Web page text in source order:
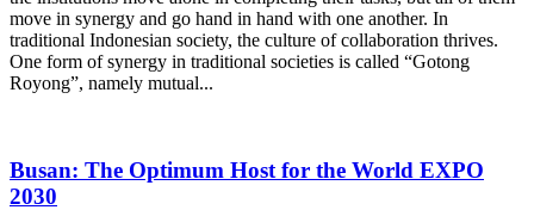
move in synergy and go hand in hand with one another. In
traditional Indonesian society, the culture of collaboration thrives.
One form of synergy in traditional societies is called “Gotong
Royong”, namely mutual...
Busan: The Optimum Host for the World EXPO
2030